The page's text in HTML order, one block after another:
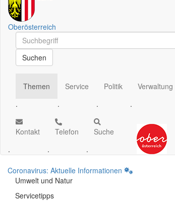
Oberösterreich
Schnellsuche
Schnellsuche
Suchen
Themen
.
Service
.
Politik
.
Verwaltung
.
Kontakt
.
Telefon
.
Suche
.
Coronavirus: Aktuelle Informationen
Umwelt und Natur
Servicetipps